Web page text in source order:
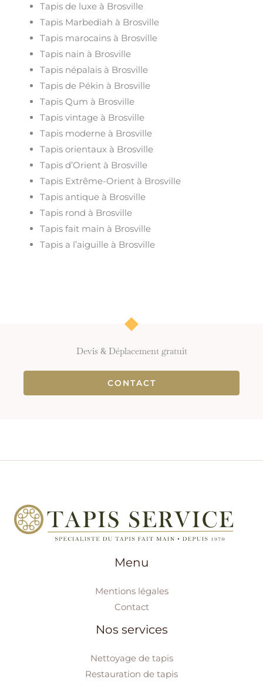
Tapis de luxe à Brosville
Tapis Marbediah à Brosville
Tapis marocains à Brosville
Tapis nain à Brosville
Tapis népalais à Brosville
Tapis de Pékin à Brosville
Tapis Qum à Brosville
Tapis vintage à Brosville
Tapis moderne à Brosville
Tapis orientaux à Brosville
Tapis d’Orient à Brosville
Tapis Extrême-Orient à Brosville
Tapis antique à Brosville
Tapis rond à Brosville
Tapis fait main à Brosville
Tapis a l’aiguille à Brosville
Devis & Déplacement gratuit
CONTACT
Menu
Mentions légales
Contact
Nos services
Nettoyage de tapis
Restauration de tapis